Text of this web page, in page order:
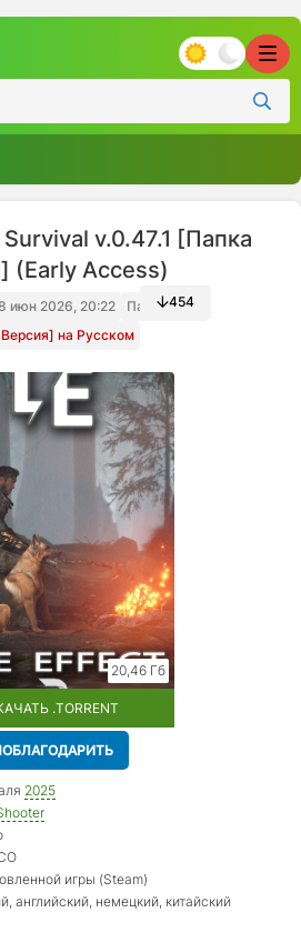
Survival v.0.47.1 [Папка
(Early Access)
июн 2026, 20:22
Папка игры
на Русском
454
20,46 Гб
.TORRENT
2025
игры (Steam)
английский, немецкий, китайский